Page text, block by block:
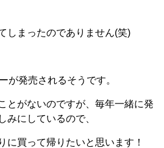
しまったのでありません(笑)
が発売されるそうです。
とがないのですが、毎年一緒に発
みにしているので、
に買って帰りたいと思います！